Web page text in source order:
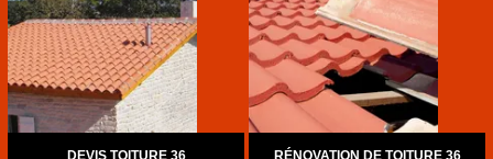
DEVIS TOITURE 36 RÉNOVATION DE TOITURE 36